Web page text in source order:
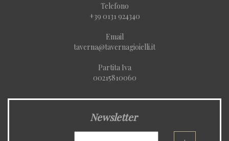
Telefono
+39 0131 924340
Email
taverna@tavernagioielli.it
Partita Iva
00215810060
Newsletter